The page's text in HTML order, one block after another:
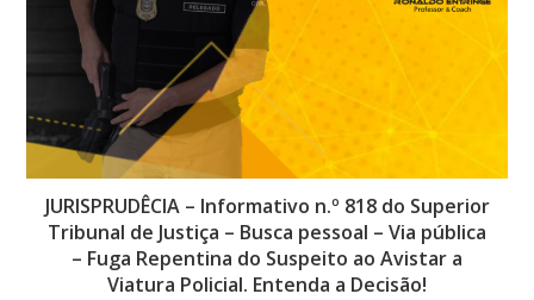
JURISPRUDÊCIA – Informativo n.º 818 do Superior
Tribunal de Justiça – Busca pessoal – Via pública
– Fuga Repentina do Suspeito ao Avistar a
Viatura Policial. Entenda a Decisão!